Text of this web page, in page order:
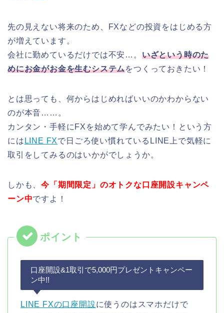
先の見えない将来のため、FXなどの投資をはじめる方
が増えています。
会社に勤めているだけでは不安…。 いざという時のた
めにお金がお金を生むシステムをつくっておきたい！
とは思っても、何からはじめればいいのかわからない
のが本音……。
カンタン・手軽にFXを始めて学んでみたい！という方
には LINE FXで日ごろ使い慣れているLINE上で気軽に
取引をしてみるのはいかがでしょうか。
しかも、今「期間限定」のオトクな口座開設キャンペ
ーン中ですよ！
口座開設&1取引で5,000円プレゼントキャンペー
ン中!!
LINE FXの口座開設に使うのはスマホだけで